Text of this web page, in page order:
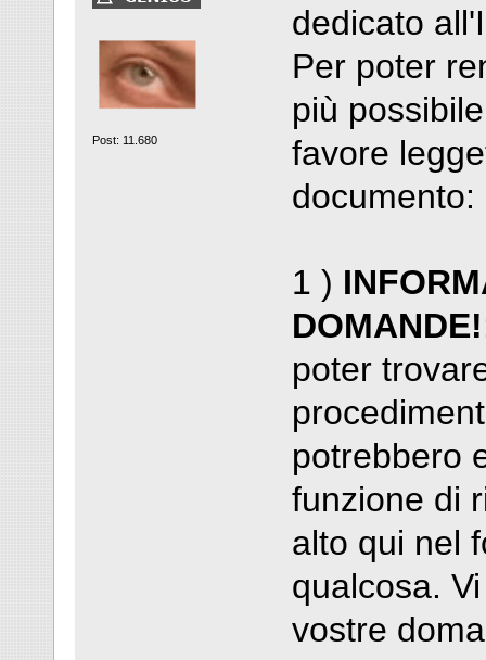
Post: 11.680
dedicato
Per poter
più
favore
documento:
1 )
DOMANDE!
poter
potrebbero
funzione di
alto qui nel
qualcosa.
vostre